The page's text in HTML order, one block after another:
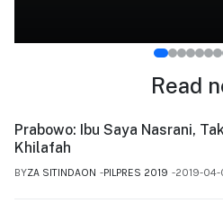
Read
Prabowo: Ibu Saya Nasrani,
Khilafah
BYZA SITINDAON PILPRES 2019 2019-04-